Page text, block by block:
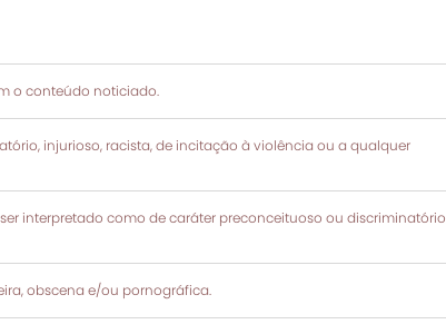
o conteúdo noticiado.
injurioso, racista, de incitação à violência ou a qualquer
interpretado como de caráter preconceituoso ou discriminatório
obscena e/ou pornográfica.